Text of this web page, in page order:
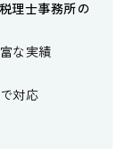
理士事務所の
な実績
対応